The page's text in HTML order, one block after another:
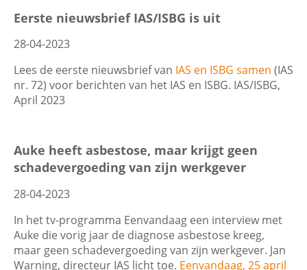
Eerste nieuwsbrief IAS/ISBG is uit
28-04-2023
Lees de eerste nieuwsbrief van IAS en ISBG samen (IAS
nr. 72) voor berichten van het IAS en ISBG. IAS/ISBG,
April 2023
Auke heeft asbestose, maar krijgt geen
schadevergoeding van zijn werkgever
28-04-2023
In het tv-programma Eenvandaag een interview met
Auke die vorig jaar de diagnose asbestose kreeg,
maar geen schadevergoeding van zijn werkgever. Jan
Warning, directeur IAS licht toe. Eenvandaag, 25 april